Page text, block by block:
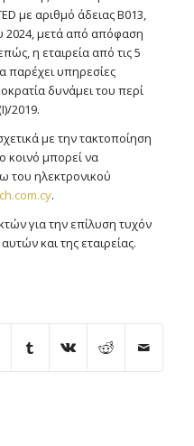
με αριθμό άδειας B013,
2024, μετά από απόφαση
η εταιρεία από τις 5
παρέχει υπηρεσίες
δυνάμει του περί
2019.
με την τακτοποίηση
κοινό μπορεί να
του ηλεκτρονικού
.
για την επίλυση τυχόν
και της εταιρείας.